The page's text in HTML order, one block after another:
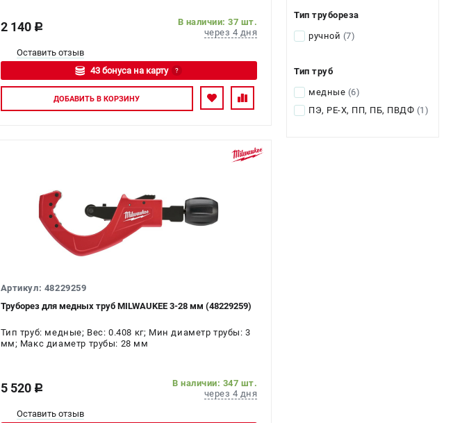
2 140 c
В наличии: 37 шт.
через 4 дня
Оставить отзыв
43 бонуса на карту
?
Авторизуйтесь
ДОБАВИТЬ В КОРЗИНУ
Артикул: 48229259
Труборез для медных труб MILWAUKEE 3-28 мм (48229259)
Тип труб: медные; Вес: 0.408 кг; Мин диаметр трубы: 3
мм; Макс диаметр трубы: 28 мм
5 520 c
В наличии: 347 шт.
через 4 дня
Оставить отзыв
Тип трубореза
ручной (7)
Тип труб
медные (6)
ПЭ, PE-X, ПП, ПБ, ПВДФ (1)